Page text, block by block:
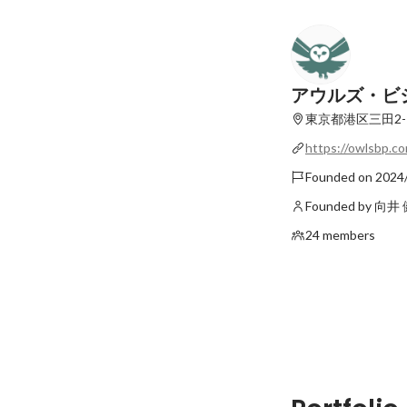
アウルズ・
東京都港区三田
https://
Founded on
Founded by 向井
24 members